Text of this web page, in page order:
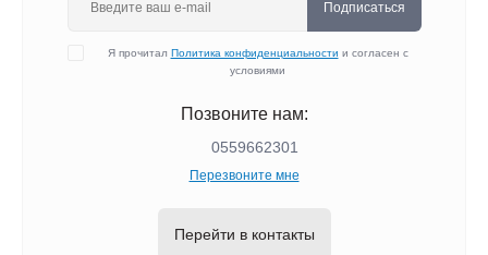
Подписаться
Я прочитал Политика конфиденциальности и согласен с
условиями
Позвоните нам:
0559662301
Перезвоните мне
Перейти в контакты